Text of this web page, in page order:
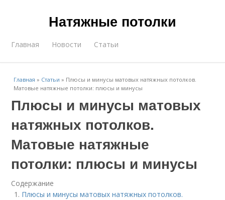
Натяжные потолки
Главная Новости Статьи
Главная » Статьи » Плюсы и минусы матовых натяжных потолков.
Матовые натяжные потолки: плюсы и минусы
Плюсы и минусы матовых
натяжных потолков.
Матовые натяжные
потолки: плюсы и минусы
Содержание
Плюсы и минусы матовых натяжных потолков.